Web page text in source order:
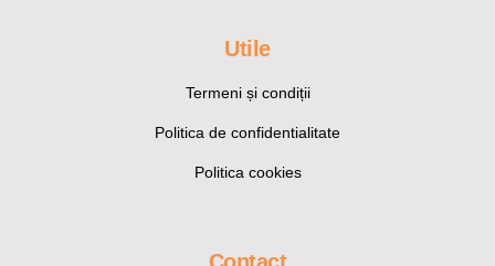
Utile
Termeni și condiții
Politica de confidentialitate
Politica cookies